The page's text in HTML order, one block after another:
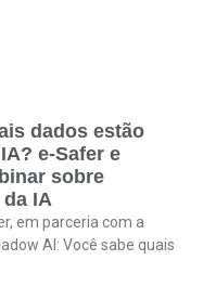
dados estão
e-Safer e
sobre
IA
em parceria com a
AI: Você sabe quais